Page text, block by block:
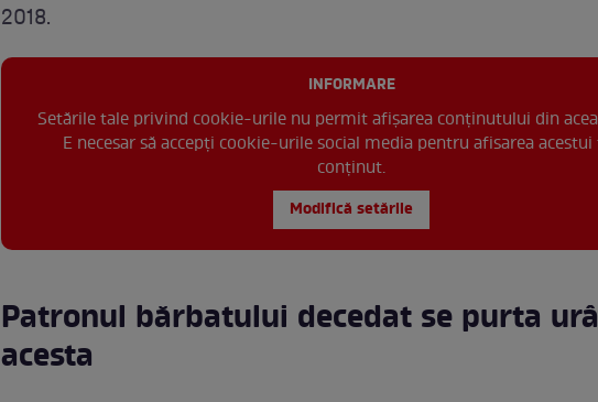
2018.
INFORMARE
Setările tale privind cookie-urile nu permit afișarea conținutului din
E necesar să accepți cookie-urile social media pentru afisarea
conținut.
Modifică setările
Patronul bărbatului decedat se purta
acesta